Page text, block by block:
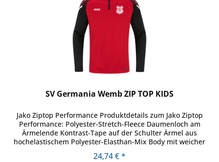
SV Germania Wemb ZIP TOP KIDS
Jako Ziptop Performance Produktdetails zum Jako Ziptop
Performance: Polyester-Stretch-Fleece Daumenloch am
Ärmelende Kontrast-Tape auf der Schulter Ärmel aus
hochelastischem Polyester-Elasthan-Mix Body mit weicher
24,74 € *